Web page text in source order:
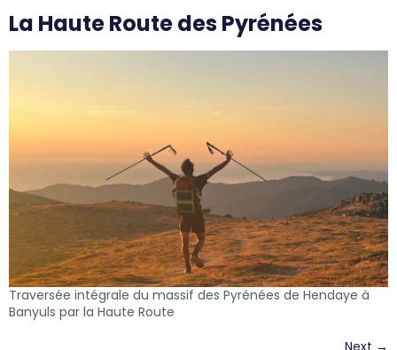
La Haute Route des Pyrénées
Traversée intégrale du massif des Pyrénées de Hendaye à
Banyuls par la Haute Route
Next →